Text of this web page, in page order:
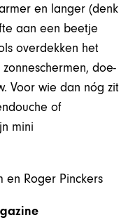
en langer (denk
aan een beetje
overdekken het
doe-
Voor wie dan nóg zit
of
mini
en Roger Pinckers